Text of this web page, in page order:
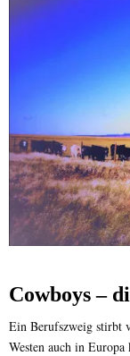
Cowboys –
Ein Berufszweig stirbt
Westen auch in